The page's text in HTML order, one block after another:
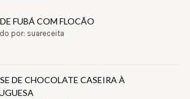
FUBÁ COM FLOCÃO
por: suareceita
DE CHOCOLATE CASEIRA À